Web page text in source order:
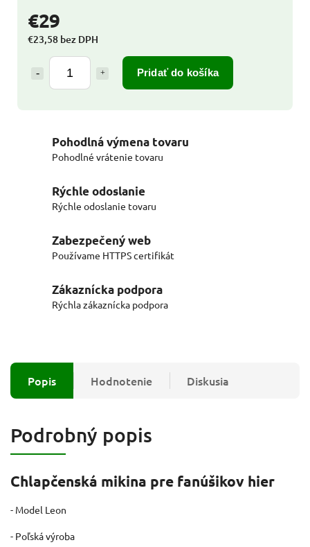
€29
€23,58 bez DPH
Pridať do košíka
Pohodlná výmena tovaru
Pohodlné vrátenie tovaru
Rýchle odoslanie
Rýchle odoslanie tovaru
Zabezpečený web
Používame HTTPS certifikát
Zákaznícka podpora
Rýchla zákaznícka podpora
Popis Hodnotenie Diskusia
Podrobný popis
Chlapčenská mikina pre fanúšikov hier
- Model Leon
- Poľská výroba